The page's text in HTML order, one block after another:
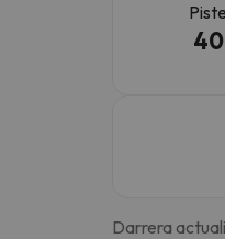
40
Darrera